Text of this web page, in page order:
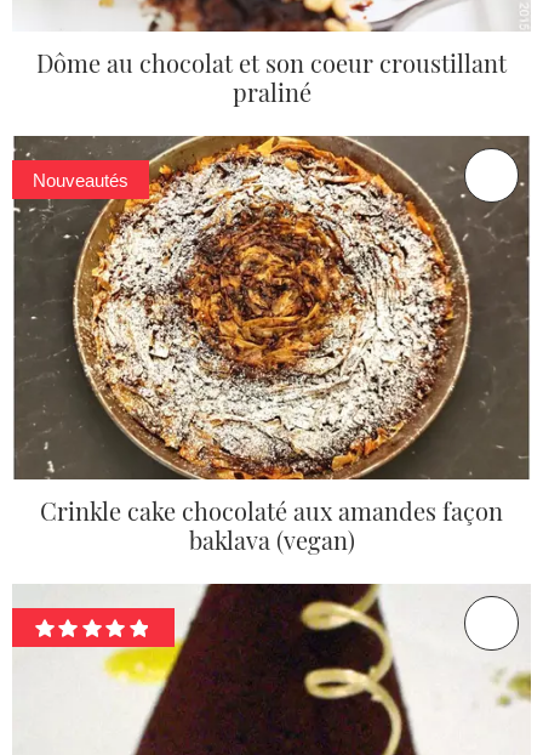
Dôme au chocolat et son coeur croustillant
praliné
Nouveautés
Crinkle cake chocolaté aux amandes façon
baklava (vegan)